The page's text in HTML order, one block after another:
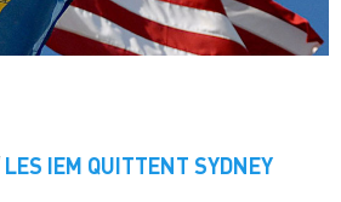
LES IEM QUITTENT SYDNEY